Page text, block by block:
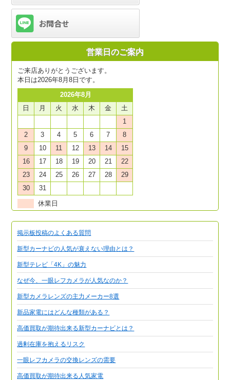
営業日のご案内
ご来店ありがとうございます。
本日は2026年8月8日です。
2026年8月
日
月 火 水 木 金
土
1
2
3 4 5 6 7
8
9
10 11 12 13 14
15
16
17 18 19 20 21
22
23
24 25 26 27 28
29
30
31
休業日
掲示板投稿のよくある質問
新型カーナビの人気が衰えない理由とは？
新型テレビ「4K」の魅力
なぜ今、一眼レフカメラが人気なのか？
新型カメラレンズの主力メーカー8選
新品家電にはどんな種類がある？
高価買取が期待出来る新型カーナビとは？
過剰在庫を抱えるリスク
一眼レフカメラの交換レンズの需要
高価買取が期待出来る人気家電